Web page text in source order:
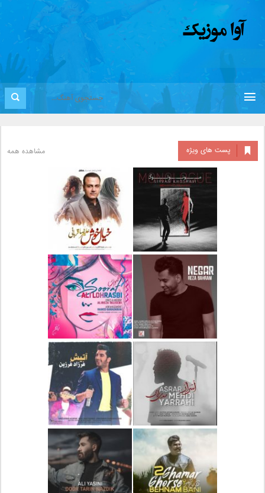
پست های ویژه مشاهده همه
دانلود آلبوم جدید سیروان
خسروی بنام مونولوگ
دانلود آهنگ جدید علیرضا
قربانی بنام خیال خوش
دانلود آهنگ جدید رضا
بهرام بنام نگار
دانلود آهنگ جدید علی
لهراسبی بنام صورت
دانلود آهنگ جدید مهدی
یراحی بنام اسرار
دانلود آهنگ جدید فرزاد
فرزین بنام آتیش